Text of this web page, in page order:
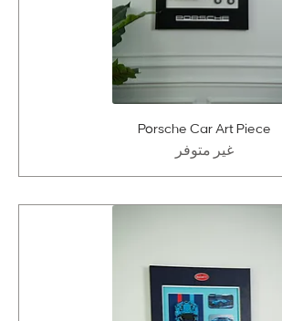
Porsche Car Art Piece
غير متوفر